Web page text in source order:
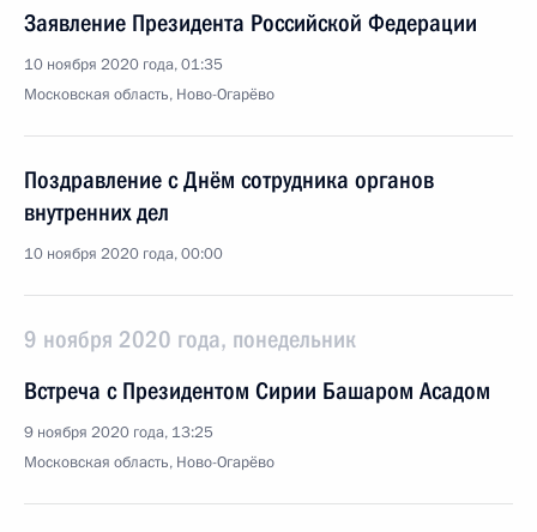
Заявление Президента Российской Федерации
10 ноября 2020 года, 01:35
Московская область, Ново-Огарёво
Поздравление с Днём сотрудника органов
внутренних дел
10 ноября 2020 года, 00:00
9 ноября 2020 года, понедельник
Встреча с Президентом Сирии Башаром Асадом
9 ноября 2020 года, 13:25
Московская область, Ново-Огарёво